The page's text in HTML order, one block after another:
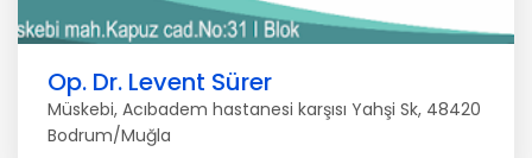
Op. Dr. Levent Sürer
Müskebi, Acıbadem hastanesi karşısı Yahşi Sk, 48420
Bodrum/Muğla